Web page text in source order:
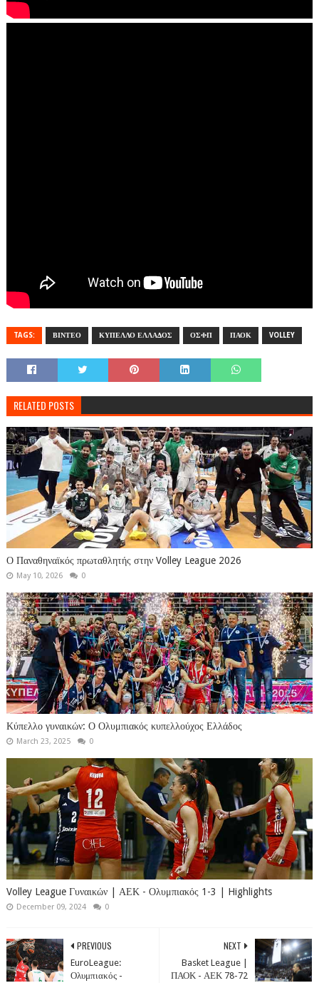
TAGS: ΒΙΝΤΕΟ ΚΥΠΕΛΛΟ ΕΛΛΑΔΟΣ ΟΣΦΠ ΠΑΟΚ VOLLEY
RELATED POSTS
Ο Παναθηναϊκός πρωταθλητής στην Volley League 2026
May 10, 2026 0
Κύπελλο γυναικών: Ο Ολυμπιακός κυπελλούχος Ελλάδος
March 23, 2025 0
Volley League Γυναικών | ΑΕΚ - Ολυμπιακός 1-3 | Highlights
December 09, 2024 0
NEXT
Basket League |
ΠΑΟΚ - ΑΕΚ 78-72
PREVIOUS
EuroLeague:
Ολυμπιακός -